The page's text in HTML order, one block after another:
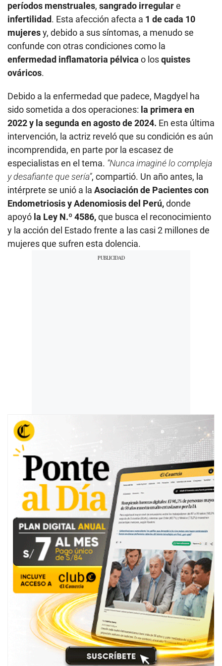
períodos menstruales, sangrado irregulare
infertilidad. Esta afección afecta a 1 de cada 10
mujeresy, debido a sus síntomas, a menudo se
confunde con otras condiciones como la
enfermedad inflamatoria pélvica o losquistes
ováricos.
Debido a la enfermedad que padece, Magdyel ha
sido sometida a dos operaciones: la primera en
2022 y la segunda en agosto de 2024. En esta última
intervención, la actriz reveló que su condición es aún
incomprendida, en parte por la escasez de
especialistas en el tema. “Nunca imaginé lo compleja
y desafiante que sería”, compartió. Un año antes, la
intérprete se unió a la Asociación de Pacientes con
Endometriosis y Adenomiosis del Perú,donde
apoyó la Ley N.º 4586,que busca el reconocimiento
y la acción del Estado frente a las casi 2 millones de
mujeres que sufren esta dolencia.